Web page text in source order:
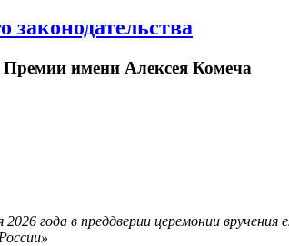
законодательства
Премии имени Алексея Комеча
2026 года в преддверии церемонии